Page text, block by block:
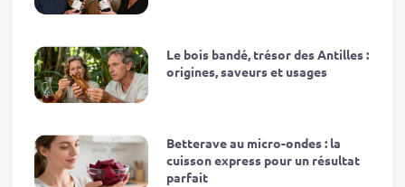
Le bois bandé, trésor des Antilles :
origines, saveurs et usages
Betterave au micro-ondes : la
cuisson express pour un résultat
parfait